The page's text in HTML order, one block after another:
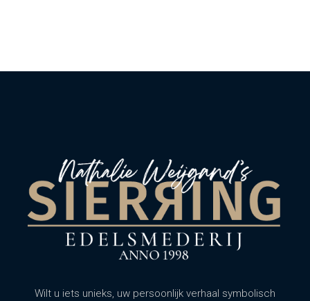
Wilt u iets unieks, uw persoonlijk verhaal symbolisch